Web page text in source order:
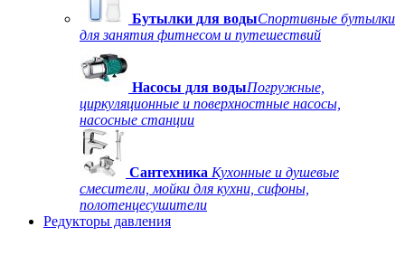
Бутылки для водыСпортивные бутылки
для занятия фитнесом и путешествий
Насосы для водыПогружные,
циркуляционные и поверхностные насосы,
насосные станции
Сантехника Кухонные и душевые
смесители, мойки для кухни, сифоны,
полотенцесушители
Редукторы давления